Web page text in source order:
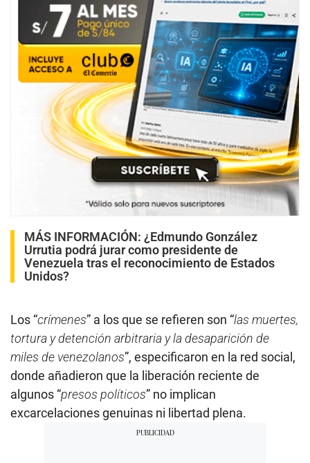
MÁS INFORMACIÓN: ¿Edmundo González
Urrutia podrá jurar como presidente de
Venezuela tras el reconocimiento de Estados
Unidos?
Los “crímenes” a los que se refieren son “las muertes,
tortura y detención arbitraria y la desaparición de
miles de venezolanos”, especificaron en la red social,
donde añadieron que la liberación reciente de
algunos “presos políticos” no implican
excarcelaciones genuinas ni libertad plena.